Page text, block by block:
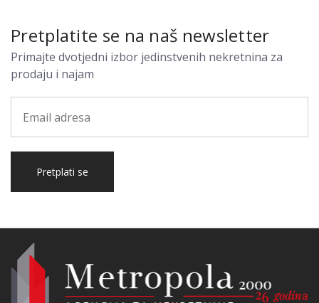
Pretplatite se na naš newsletter
Primajte dvotjedni izbor jedinstvenih nekretnina za
prodaju i najam
Pretplati se